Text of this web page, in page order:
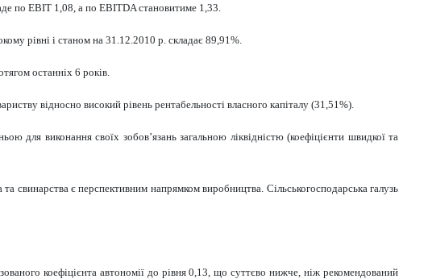
по EBIT 1,08, а по EBITDA становитиме 1,33.
рівні і станом на 31.12.2010 р. складає 89,91%.
останніх 6 років.
відносно високий рівень рентабельності власного капіталу (31,51%).
для виконання своїх зобов’язань загальною ліквідністю (коефіцієнти швидкої та
свинарства є перспективним напрямком виробництва. Сільськогосподарська галузь
коефіцієнта автономії до рівня 0,13, що суттєво нижче, ніж рекомендований